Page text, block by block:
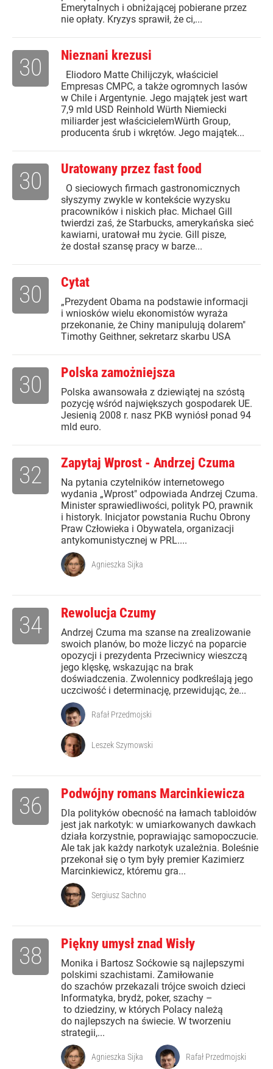
Emerytalnych i obniżającej pobierane przez
nie opłaty. Kryzys sprawił, że ci,...
Nieznani krezusi
Eliodoro Matte Chilijczyk, właściciel
Empresas CMPC, a także ogromnych lasów
w Chile i Argentynie. Jego majątek jest wart
7,9 mld USD Reinhold Würth Niemiecki
miliarder jest właścicielemWürth Group,
producenta śrub i wkrętów. Jego majątek...
30
Uratowany przez fast food
O sieciowych firmach gastronomicznych
słyszymy zwykle w kontekście wyzysku
pracowników i niskich płac. Michael Gill
twierdzi zaś, że Starbucks, amerykańska sieć
kawiarni, uratował mu życie. Gill pisze,
że dostał szansę pracy w barze...
30
Cytat
„Prezydent Obama na podstawie informacji
i wniosków wielu ekonomistów wyraża
przekonanie, że Chiny manipulują dolarem"
Timothy Geithner, sekretarz skarbu USA
30
Polska zamożniejsza
Polska awansowała z dziewiątej na szóstą
pozycję wśród największych gospodarek UE.
Jesienią 2008 r. nasz PKB wyniósł ponad 94
mld euro.
30
Zapytaj Wprost - Andrzej Czuma
Na pytania czytelników internetowego
wydania „Wprost" odpowiada Andrzej Czuma.
Minister sprawiedliwości, polityk PO, prawnik
i historyk. Inicjator powstania Ruchu Obrony
Praw Człowieka i Obywatela, organizacji
antykomunistycznej w PRL....
32
Agnieszka Sijka
Rewolucja Czumy
Andrzej Czuma ma szanse na zrealizowanie
swoich planów, bo może liczyć na poparcie
opozycji i prezydenta Przeciwnicy wieszczą
jego klęskę, wskazując na brak
doświadczenia. Zwolennicy podkreślają jego
uczciwość i determinację, przewidując, że...
34
Rafał Przedmojski
Leszek Szymowski
Podwójny romans Marcinkiewicza
Dla polityków obecność na łamach tabloidów
jest jak narkotyk: w umiarkowanych dawkach
działa korzystnie, poprawiając samopoczucie.
Ale tak jak każdy narkotyk uzależnia. Boleśnie
przekonał się o tym były premier Kazimierz
Marcinkiewicz, któremu gra...
36
Sergiusz Sachno
Piękny umysł znad Wisły
Monika i Bartosz Soćkowie są najlepszymi
polskimi szachistami. Zamiłowanie
do szachów przekazali trójce swoich dzieci
Informatyka, brydż, poker, szachy –
to dziedziny, w których Polacy należą
do najlepszych na świecie. W tworzeniu
strategii,...
38
Agnieszka Sijka Rafał Przedmojski